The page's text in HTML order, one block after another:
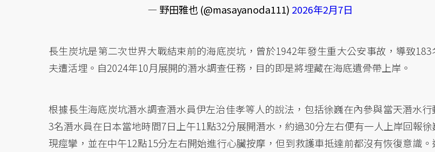
— 野田雅也 (@masayanoda111) 2026年2月7日
長生炭坑是第二次世界大戰結束前的海底炭坑，曾於1942年發生重大公安事故，導致183
夫遭活埋。自2024年10月展開的潛水調查任務，目的即是將埋藏在海底遺骨帶上岸。
根據長生海底炭坑潛水調查潛水員伊左治佳孝等人的說法，包括徐巍在內參與當天潛水行
3名潛水員在日本當地時間7日上午11點32分展開潛水，約過30分左右便有一人上岸回報徐
現痙攣，並在中午12點15分左右開始進行心臟按摩，但到救護車抵達前都沒有恢復意識。